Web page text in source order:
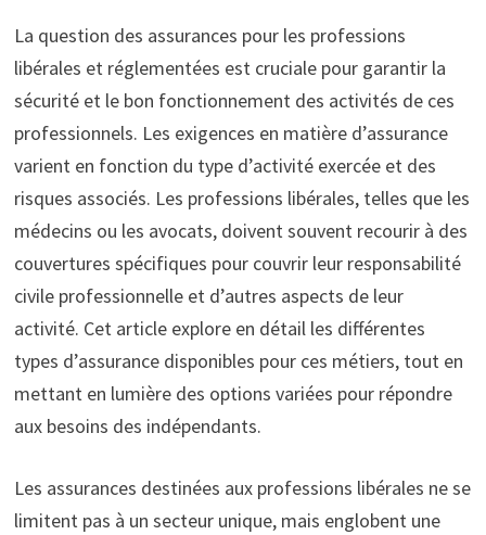
La question des assurances pour les professions
libérales et réglementées est cruciale pour garantir la
sécurité et le bon fonctionnement des activités de ces
professionnels. Les exigences en matière d’assurance
varient en fonction du type d’activité exercée et des
risques associés. Les professions libérales, telles que les
médecins ou les avocats, doivent souvent recourir à des
couvertures spécifiques pour couvrir leur responsabilité
civile professionnelle et d’autres aspects de leur
activité. Cet article explore en détail les différentes
types d’assurance disponibles pour ces métiers, tout en
mettant en lumière des options variées pour répondre
aux besoins des indépendants.
Les assurances destinées aux professions libérales ne se
limitent pas à un secteur unique, mais englobent une